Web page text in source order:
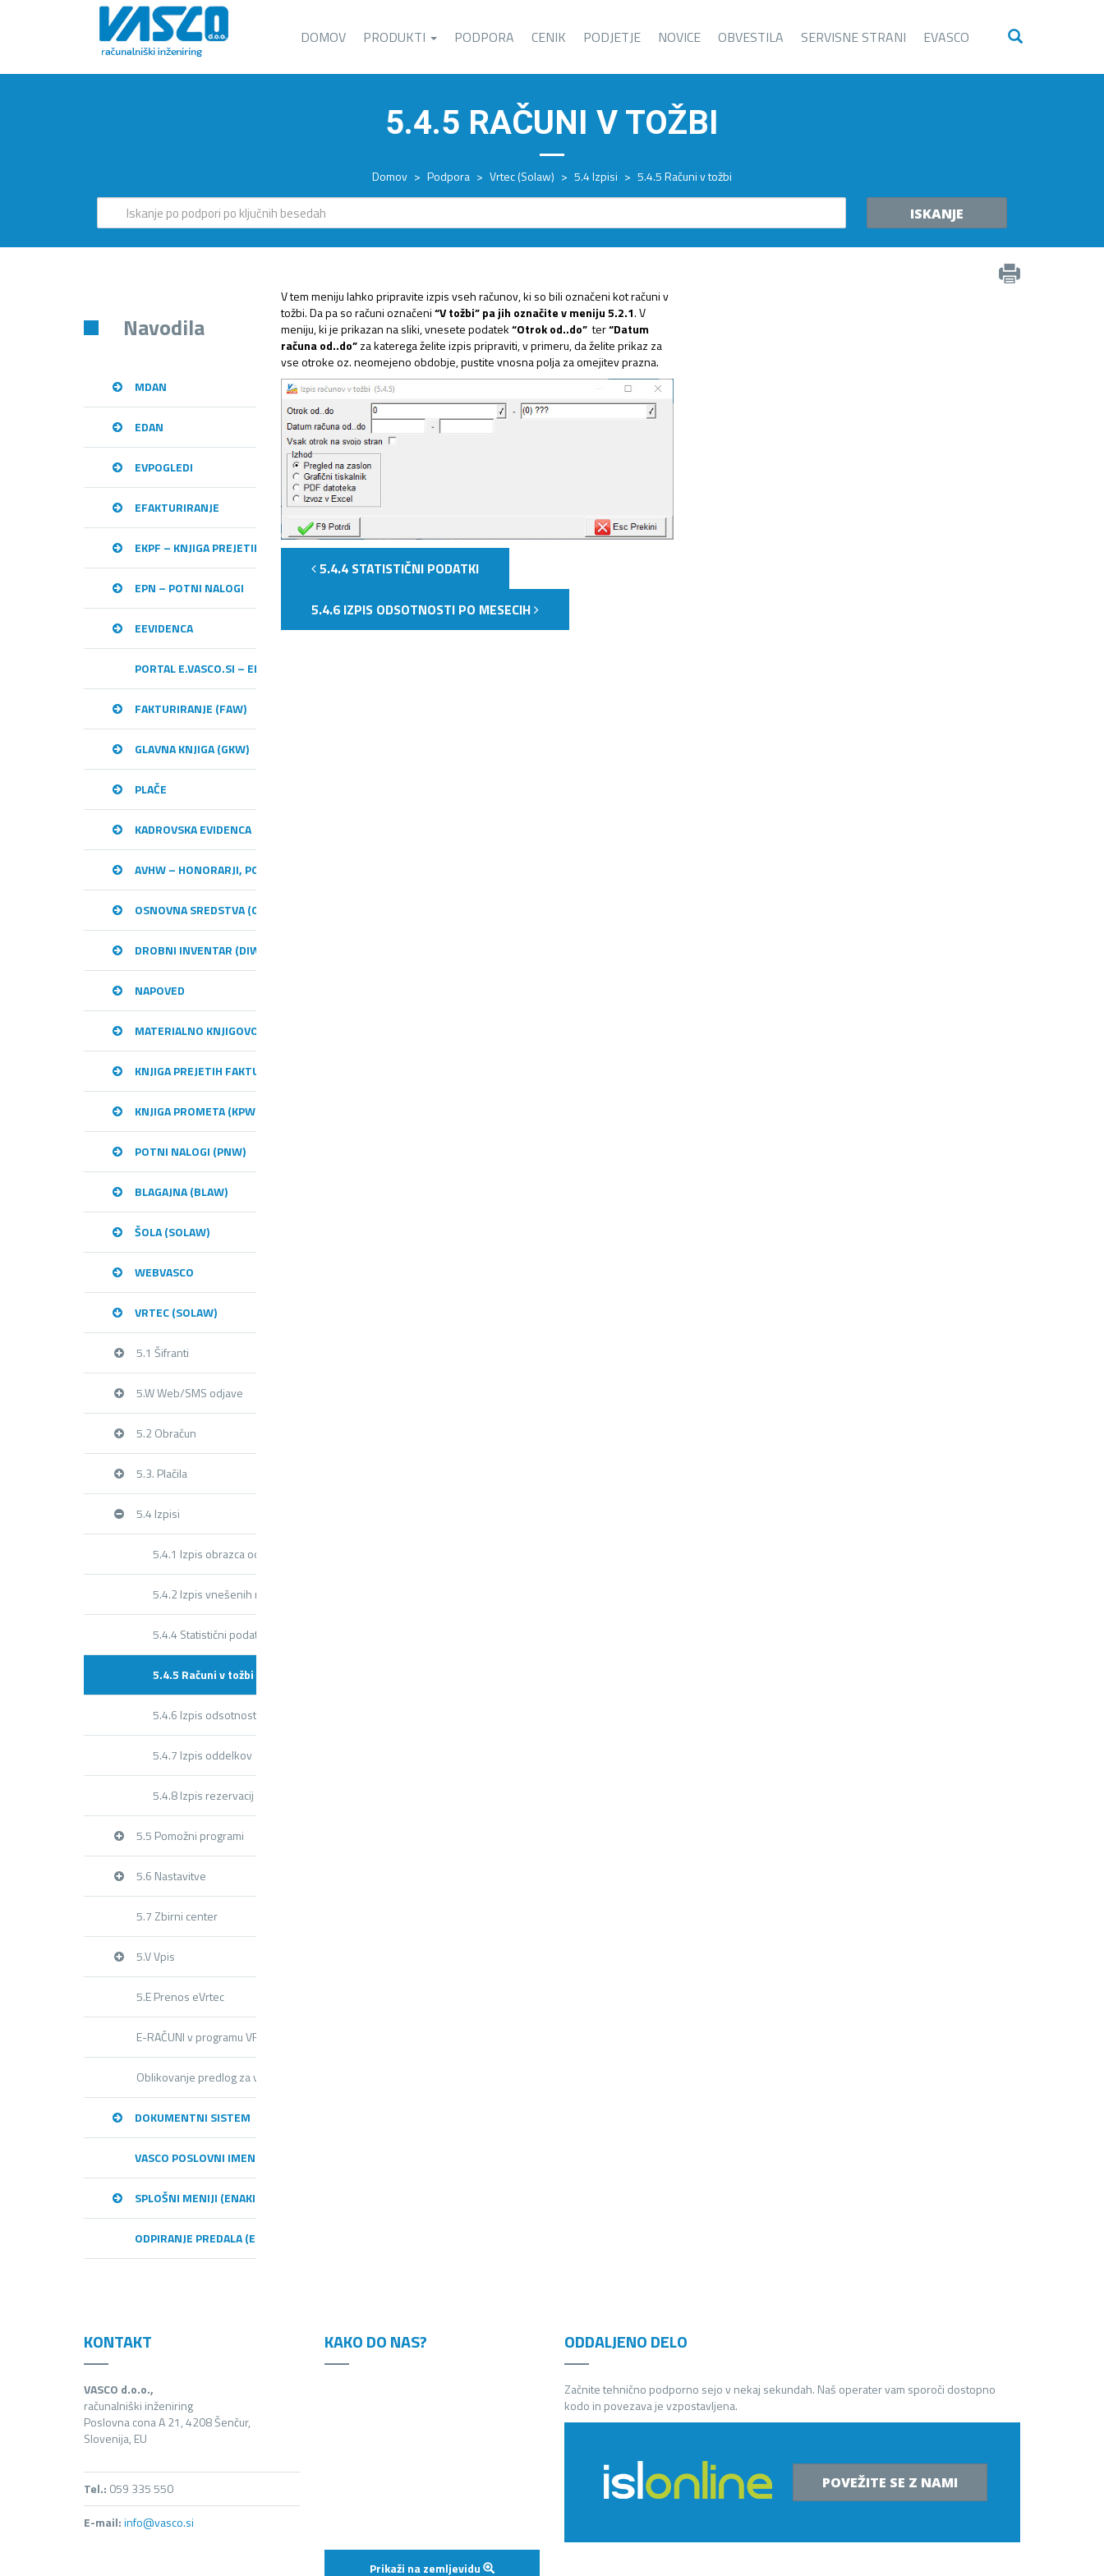
DOMOV PRODUKTI PODPORA CENIK PODJETJE NOVICE OBVESTILA SERVISNE STRANI EVASCO
5.4.5 RAČUNI V TOŽBI
Domov > Podpora > Vrtec (Solaw) > 5.4 Izpisi > 5.4.5 Računi v tožbi
ISKANJE
Navodila
MDAN
EDAN
EVPOGLEDI
EFAKTURIRANJE
EKPF – KNJIGA PREJETIH RAČUNOV
EPN – POTNI NALOGI
EEVIDENCA
PORTAL E.VASCO.SI – ELEKTRONSKA IZMENJAVA DOKUMENTOV
FAKTURIRANJE (FAW)
GLAVNA KNJIGA (GKW)
PLAČE
KADROVSKA EVIDENCA
AVHW – HONORARJI, PODJEMNE POGODBE, NAJEMNINE,…
OSNOVNA SREDSTVA (OSW)
DROBNI INVENTAR (DIW)
NAPOVED
MATERIALNO KNJIGOVODSTVO (MKW)
KNJIGA PREJETIH FAKTUR (KPFW)
KNJIGA PROMETA (KPW)
POTNI NALOGI (PNW)
BLAGAJNA (BLAW)
ŠOLA (SOLAW)
WEBVASCO
VRTEC (SOLAW)
5.1 Šifranti
5.W Web/SMS odjave
5.2 Obračun
5.3. Plačila
5.4 Izpisi
5.4.1 Izpis obrazca odsotnosti
5.4.2 Izpis vnešenih rezervacij
5.4.4 Statistični podatki
5.4.5 Računi v tožbi
5.4.6 Izpis odsotnosti po mesecih
5.4.7 Izpis oddelkov
5.4.8 Izpis rezervacij
5.5 Pomožni programi
5.6 Nastavitve
5.7 Zbirni center
5.V Vpis
5.E Prenos eVrtec
E-RAČUNI v programu VRTEC – postopek od vklopa do pošiljanja
Oblikovanje predlog za vpis
DOKUMENTNI SISTEM
VASCO POSLOVNI IMENIK – VPI
SPLOŠNI MENIJI (ENAKI MED PROGRAMI)
ODPIRANJE PREDALA (E-RAČUNI)
V tem meniju lahko pripravite izpis vseh računov, ki so bili označeni kot računi v
tožbi. Da pa so računi označeni“V tožbi”pa jih označite v meniju 5.2.1. V
meniju, ki je prikazan na sliki, vnesete podatek“Otrok od..do” ter“Datum
računa od..do”za katerega želite izpis pripraviti, v primeru, da želite prikaz za
vse otroke oz. neomejeno obdobje, pustite vnosna polja za omejitev prazna.
5.4.4 STATISTIČNI PODATKI
5.4.6 IZPIS ODSOTNOSTI PO MESECIH
KONTAKT
VASCO d.o.o.,
računalniški inženiring
Poslovna cona A 21, 4208 Šenčur,
Slovenija, EU
Tel.: 059 335 550
E-mail:info@vasco.si
KAKO DO NAS?
Prikaži na zemljevidu
ODDALJENO DELO
Začnite tehnično podporno sejo v nekaj sekundah. Naš operater vam sporoči dostopno
kodo in povezava je vzpostavljena.
POVEŽITE SE Z NAMI